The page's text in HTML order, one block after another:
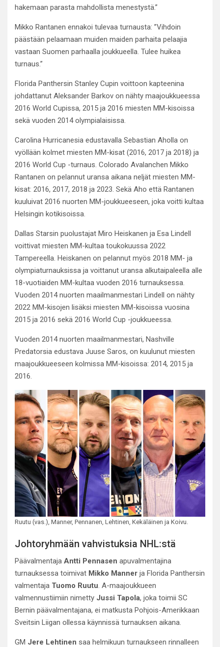
hakemaan parasta mahdollista menestystä.”
Mikko Rantanen ennakoi tulevaa turnausta: ”Vihdoin
päästään pelaamaan muiden maiden parhaita pelaajia
vastaan Suomen parhaalla joukkueella. Tulee huikea
turnaus.”
Florida Panthersin Stanley Cupin voittoon kapteenina
johdattanut Aleksander Barkov on nähty maajoukkueessa
2016 World Cupissa, 2015 ja 2016 miesten MM-kisoissa
sekä vuoden 2014 olympialaisissa.
Carolina Hurricanesia edustavalla Sebastian Aholla on
vyöllään kolmet miesten MM-kisat (2016, 2017 ja 2018) ja
2016 World Cup -turnaus. Colorado Avalanchen Mikko
Rantanen on pelannut uransa aikana neljät miesten MM-
kisat: 2016, 2017, 2018 ja 2023. Sekä Aho että Rantanen
kuuluivat 2016 nuorten MM-joukkueeseen, joka voitti kultaa
Helsingin kotikisoissa.
Dallas Starsin puolustajat Miro Heiskanen ja Esa Lindell
voittivat miesten MM-kultaa toukokuussa 2022
Tampereella. Heiskanen on pelannut myös 2018 MM- ja
olympiaturnauksissa ja voittanut uransa alkutaipaleella alle
18-vuotiaiden MM-kultaa vuoden 2016 turnauksessa.
Vuoden 2014 nuorten maailmanmestari Lindell on nähty
2022 MM-kisojen lisäksi miesten MM-kisoissa vuosina
2015 ja 2016 sekä 2016 World Cup -joukkueessa.
Vuoden 2014 nuorten maailmanmestari, Nashville
Predatorsia edustava Juuse Saros, on kuulunut miesten
maajoukkueeseen kolmissa MM-kisoissa: 2014, 2015 ja
2016.
Ruutu (vas.), Manner, Pennanen, Lehtinen, Kekäläinen ja Koivu.
Johtoryhmään vahvistuksia NHL:stä
Päävalmentaja Antti Pennasen apuvalmentajina
turnauksessa toimivat Mikko Manner ja Florida Panthersin
valmentaja Tuomo Ruutu. A-maajoukkueen
valmennustiimiin nimetty Jussi Tapola, joka toimii SC
Bernin päävalmentajana, ei matkusta Pohjois-Amerikkaan
Sveitsin Liigan ollessa käynnissä turnauksen aikana.
GM Jere Lehtinen saa helmikuun turnaukseen rinnalleen